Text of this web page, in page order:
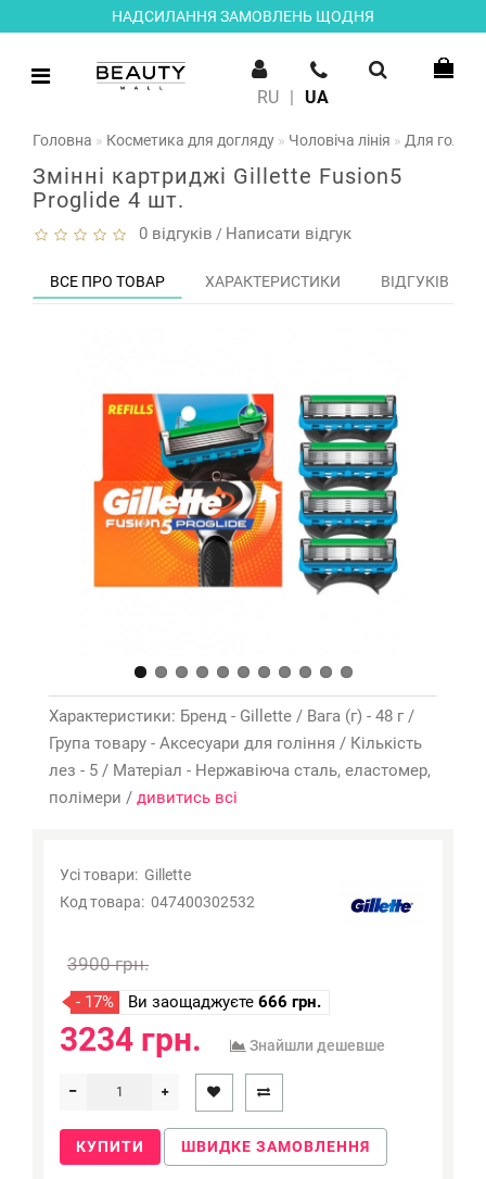
НАДСИЛАННЯ ЗАМОВЛЕНЬ ЩОДНЯ
RU | UA
Головна Косметика для догляду Чоловіча лінія Для
Змінні картриджі Gillette Fusion5
Proglide 4 шт.
0 відгуків / Написати відгук
ВСЕ ПРО ТОВАР ХАРАКТЕРИСТИКИ ВІДГУКІВ (0)
Характеристики: Бренд - Gillette / Вага (г) - 48 г /
Група товару - Аксесуари для гоління / Кількість
лез - 5 / Матеріал - Нержавіюча сталь, еластомер,
полімери / дивитись всі
Усі товари: Gillette
Код товара: 047400302532
3900 грн.
- 17% Ви заощаджуєте 666 грн.
3234 грн. Знайшли дешевше
КУПИТИ ШВИДКЕ ЗАМОВЛЕННЯ